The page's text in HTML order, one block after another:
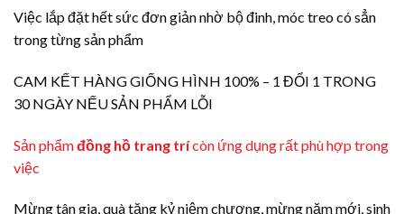
Việc lắp đặt hết sức đơn giản nhờ bộ đinh, móc treo có sẳn
trong từng sản phẩm
CAM KẾT HÀNG GIỐNG HÌNH 100% – 1 ĐỔI 1 TRONG
30 NGÀY NẾU SẢN PHẨM LỖI
Sản phẩmđồng hồ trang trícòn ứng dụng rất phù hợp trong
việc
Mừng tân gia, quà tặng kỷ niệm chương, mừng năm mới, sinh